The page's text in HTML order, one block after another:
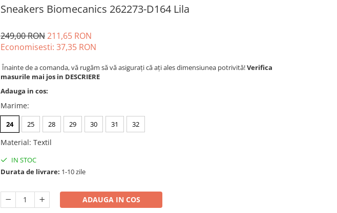
Sneakers Biomecanics 262273-D164 Lila
249,00 RON211,65 RON
Economisesti: 37,35 RON
Înainte de a comanda, vă rugăm să vă asigurați că ați ales dimensiunea potrivită!Verifica
masurile mai jos in DESCRIERE
Adauga in cos:
Marime:
24 25 28 29 30 31 32
Material: Textil
IN STOC
Durata de livrare: 1-10 zile
ADAUGA IN COS